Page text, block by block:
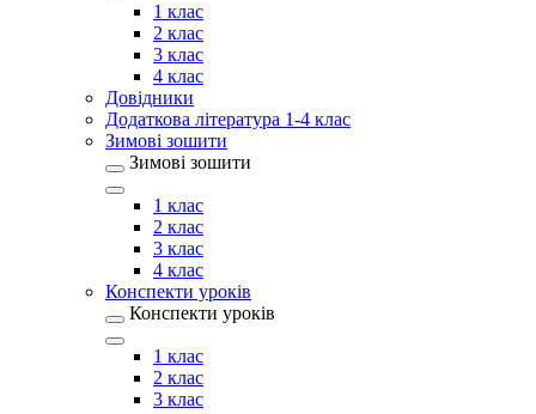
1 клас
2 клас
3 клас
4 клас
Довідники
Додаткова література 1-4 клас
Зимові зошити
Зимові зошити
1 клас
2 клас
3 клас
4 клас
Конспекти уроків
Конспекти уроків
1 клас
2 клас
3 клас